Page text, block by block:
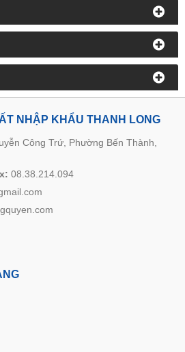
NHẬP KHẨU THANH LONG
Công Trứ, Phường Bến Thành,
08.38.214.094